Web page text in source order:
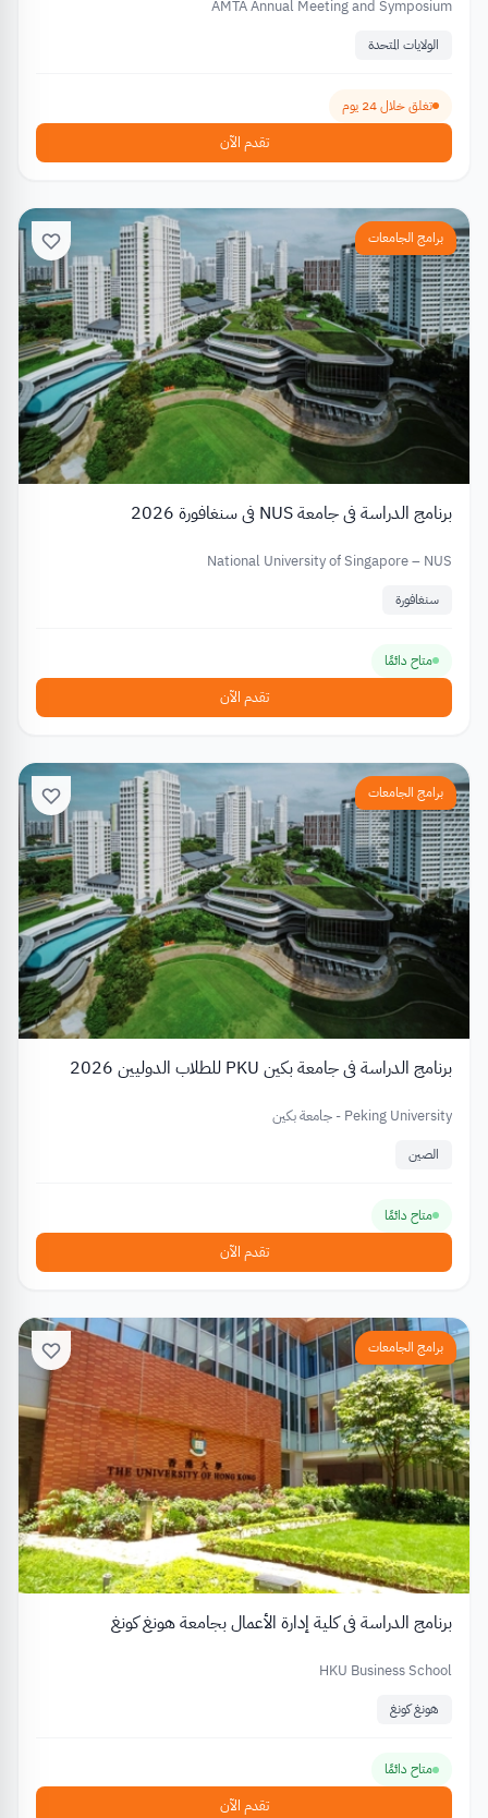
AMTA Annual Meeting and Symposium
الولايات المتحدة
تغلق خلال 24 يوم
تقدم الآن
برامج الجامعات
برنامج الدراسة في جامعة NUS في سنغافورة 2026
National University of Singapore – NUS
سنغافورة
متاح دائمًا
تقدم الآن
برامج الجامعات
برنامج الدراسة في جامعة بكين PKU للطلاب الدوليين 2026
Peking University - جامعة بكين
الصين
متاح دائمًا
تقدم الآن
برامج الجامعات
برنامج الدراسة في كلية إدارة الأعمال بجامعة هونغ كونغ
HKU Business School
هونغ كونغ
متاح دائمًا
تقدم الآن